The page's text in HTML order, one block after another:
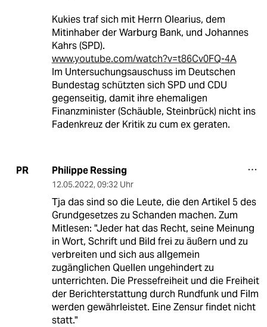
Kukies traf sich mit Herrn Olearius, dem
Mitinhaber der Warburg Bank, und Johannes
Kahrs (SPD).
www.youtube.com/watch?v=t86Cv0FQ-4A
Im Untersuchungsauschuss im Deutschen
Bundestag schützten sich SPD und CDU
gegenseitig, damit ihre ehemaligen
Finanzminister (Schäuble, Steinbrück) nicht ins
Fadenkreuz der Kritik zu cum ex geraten.
PR Philippe Ressing
12.05.2022, 09:32 Uhr
Tja das sind so die Leute, die den Artikel 5 des
Grundgesetzes zu Schanden machen. Zum
Mitlesen: "Jeder hat das Recht, seine Meinung
in Wort, Schrift und Bild frei zu äußern und zu
verbreiten und sich aus allgemein
zugänglichen Quellen ungehindert zu
unterrichten. Die Pressefreiheit und die Freiheit
der Berichterstattung durch Rundfunk und Film
werden gewährleistet. Eine Zensur findet nicht
statt."